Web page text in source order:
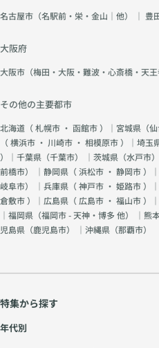
名古屋市（名駅前・栄・金山｜他） ｜ 豊
大阪府
大阪市（梅田・大阪・難波・心斎橋・天王
その他の主要都市
北海道（札幌市 ・ 函館市）｜宮城県（
（横浜市 ・ 川崎市 ・ 相模原市）｜埼玉
）｜千葉県（千葉市） ｜茨城県（水戸市
前橋市） ｜静岡県（浜松市 ・ 静岡市）
岐阜市） ｜兵庫県（神戸市 ・ 姫路市）
倉敷市）｜広島県（ 広島市 ・ 福山市）
｜福岡県（福岡市 - 天神・博多 他） ｜熊
児島県（鹿児島市） ｜沖縄県（那覇市）
特集から探す
年代別